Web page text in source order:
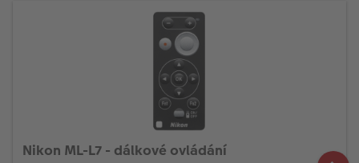
Nikon ML-L7 - dálkové ovládání